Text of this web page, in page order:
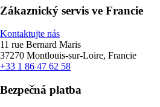
Zákaznický servis ve Francie
Kontaktujte nás
11 rue Bernard Maris
37270 Montlouis-sur-Loire, Francie
+33 1 86 47 62 58
Bezpečná platba